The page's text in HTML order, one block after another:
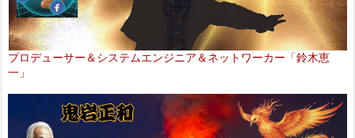
プロデューサー＆システムエンジニア＆ネットワーカー「鈴木恵
一」